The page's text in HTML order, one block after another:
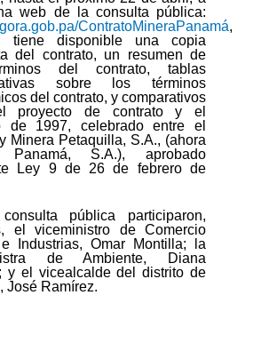
web de la consulta pública:
ContratoMineraPanamá,
tiene disponible una copia
del contrato, un resumen de
del contrato, tablas
sobre los términos
del contrato, y comparativos
proyecto de contrato y el
de 1997, celebrado entre el
Minera Petaquilla, S.A., (ahora
Panamá, S.A.), aprobado
Ley 9 de 26 de febrero de
pública participaron,
el viceministro de Comercio
e Industrias, Omar Montilla; la
de Ambiente, Diana
y el vicealcalde del distrito de
José Ramírez.